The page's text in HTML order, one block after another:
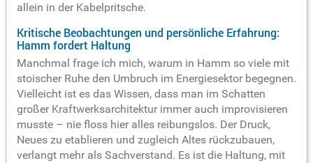
allein in der Kabelpritsche.
Kritische Beobachtungen und persönliche Erfahrung:
Hamm fordert Haltung
Manchmal frage ich mich, warum in Hamm so viele mit
stoischer Ruhe den Umbruch im Energiesektor begegnen.
Vielleicht ist es das Wissen, dass man im Schatten
großer Kraftwerksarchitektur immer auch improvisieren
musste – nie floss hier alles reibungslos. Der Druck,
Neues zu etablieren und zugleich Altes rückzubauen,
verlangt mehr als Sachverstand. Es ist die Haltung, mit